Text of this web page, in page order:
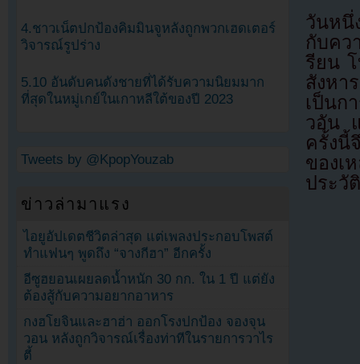
วันหนึ่
กับคว
รียน
สังหา
เป็นก
วอัน
ครั้งนี้
ของเ
ประวั
4.ชาวเน็ตปกป้องคิมมินจูหลังถูกพวกเฮดเตอร์
วิจารณ์รูปร่าง
5.10 อันดับคนดังชายที่ได้รับความนิยมมาก
ที่สุดในหมู่เกย์ในเกาหลีใต้ของปี 2023
Tweets by @KpopYouzab
ข่าวล่ามาแรง
ไอยูอัปเดตชีวิตล่าสุด แต่เพลงประกอบโพสต์
ทำแฟนๆ พูดถึง “จางกีฮา” อีกครั้ง
อีซูฮยอนเผยลดน้ำหนัก 30 กก. ใน 1 ปี แต่ยัง
ต้องสู้กับความอยากอาหาร
กงฮโยจินและฮาฮ่า ออกโรงปกป้อง จองจุน
วอน หลังถูกวิจารณ์เรื่องท่าทีในรายการวาไร
ตี้